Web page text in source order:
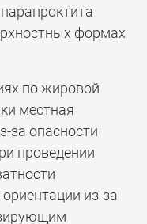
формах
по жировой
местная
за опасности
проведении
из-за